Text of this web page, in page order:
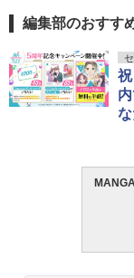
編集部のおすす